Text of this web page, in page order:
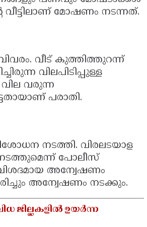
മോഷണം നടന്നത്.
വീട് കുത്തിത്തുറന്ന്
വിലപിടിപ്പുള്ള
വരുന്ന
പരാതി.
നടത്തി. വിരലടയാള
പോലീസ്
അന്വേഷണം
അന്വേഷണം നടക്കും.
ജില്ലകളിൽ ഉയർന്ന